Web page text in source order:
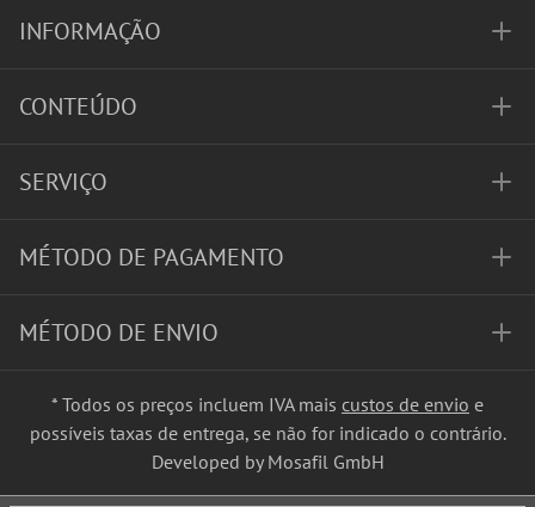
INFORMAÇÃO
CONTEÚDO
SERVIÇO
MÉTODO DE PAGAMENTO
MÉTODO DE ENVIO
* Todos os preços incluem IVA mais custos de envio e
possíveis taxas de entrega, se não for indicado o contrário.
Developed by Mosafil GmbH